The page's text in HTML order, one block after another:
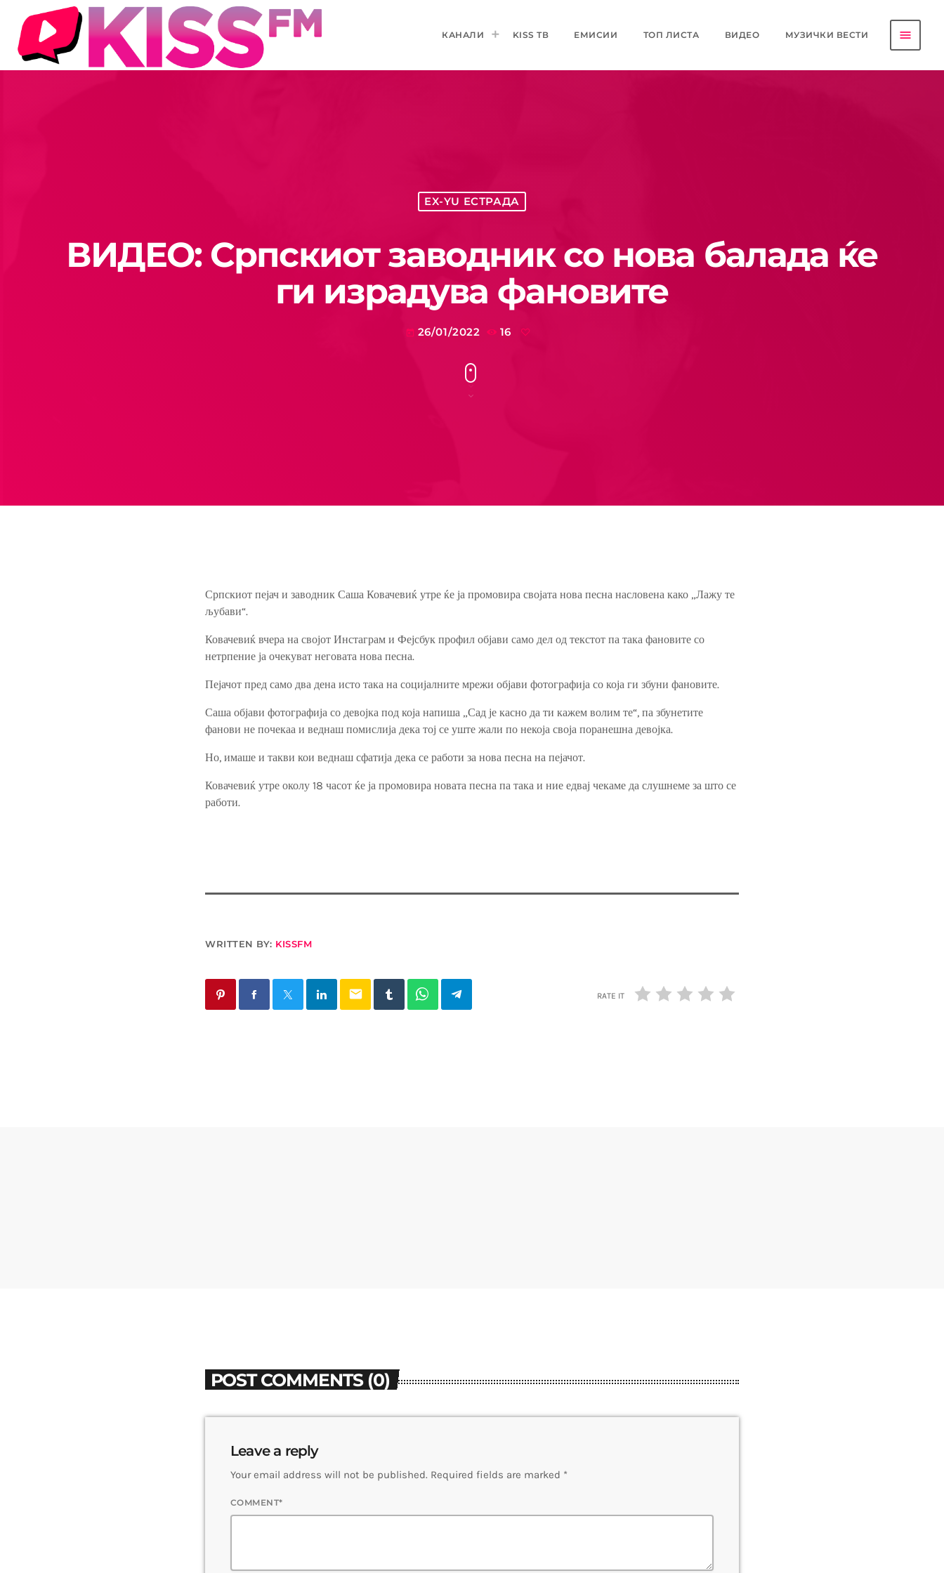
КАНАЛИ KISS ТВ ЕМИСИИ ТОП ЛИСТА ВИДЕО МУЗИЧКИ ВЕСТИ menu
EX-YU ЕСТРАДА
ВИДЕО: Српскиот заводник со нова балада ќе
ги израдува фановите
today 26/01/2022 16
Српскиот пејач и заводник Саша Ковачевиќ утре ќе ја промовира својата нова песна насловена како „Лажу те
љубави“.
Ковачевиќ вчера на својот Инстаграм и Фејсбук профил објави само дел од текстот па така фановите со
нетрпение ја очекуват неговата нова песна.
Пејачот пред само два дена исто така на социјалните мрежи објави фотографија со која ги збуни фановите.
Саша објави фотографија со девојка под која напиша „Сад је касно да ти кажем волим те“, па збунетите
фанови не почекаа и веднаш помислија дека тој се уште жали по некоја своја поранешна девојка.
Но, имаше и такви кои веднаш сфатија дека се работи за нова песна на пејачот.
Ковачевиќ утре околу 18 часот ќе ја промовира новата песна па така и ние едвај чекаме да слушнеме за што се
работи.
WRITTEN BY: KISSFM
email RATE IT
POST COMMENTS (0)
Leave a reply
Your email address will not be published. Required fields are marked *
COMMENT*